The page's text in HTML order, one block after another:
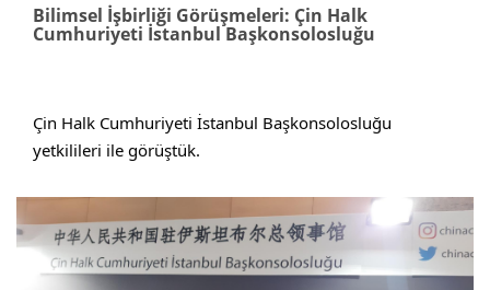
Bilimsel İşbirliği Görüşmeleri: Çin Halk
Cumhuriyeti İstanbul Başkonsolosluğu
Çin Halk Cumhuriyeti İstanbul Başkonsolosluğu
yetkilileri ile görüştük.